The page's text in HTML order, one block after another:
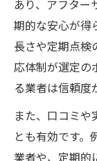
あり、アフター
期的な安心が得
長さや定期点検
応体制が選定の
る業者は信頼度
また、口コミ
とも有効です。
業者や、定期的